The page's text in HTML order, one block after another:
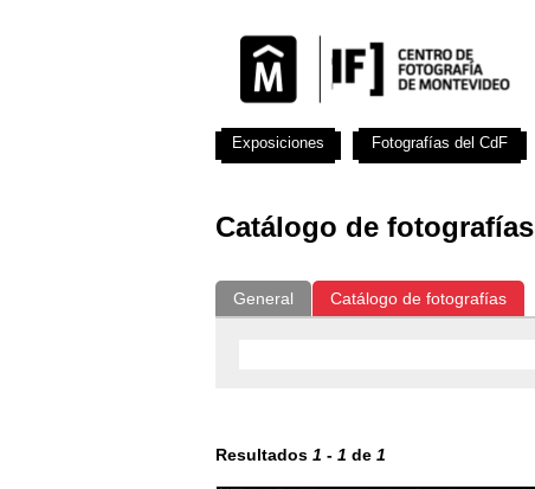
Catálogo de fotografías
General Catálogo de fotografías
Resultados 1 - 1 de 1
Exposiciones Fotografías del CdF